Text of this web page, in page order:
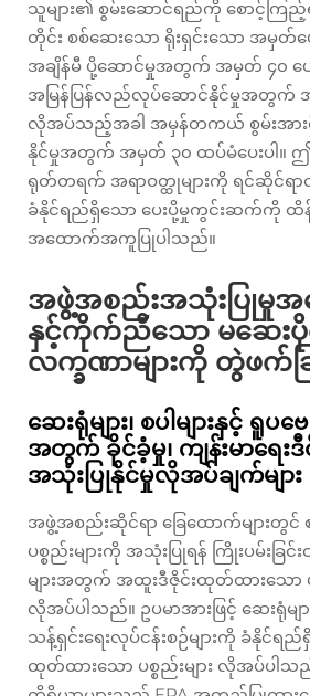
သူများ၏ စွမ်းဆောင်ရည်ကို စောင့်
တိုင်း စစ်ဆေးသော ရိုးရှင်းသော အမှတ်ပ
အချိန်မီ ပို့ဆောင်မှုအတွက် အမှတ် ၄၀ ပေ
အမြန်ပြန်လည်လုပ်ဆောင်နိုင်မှုအတွက် အ
လိုအပ်သည့်အခါ အမှန်တကယ် စွမ်းအား
နိုင်မှုအတွက် အမှတ် ၃၀ ထပ်မံပေးပါ။
ရုတ်တရက် အရာဝတ္ထုများကို ရင်ဆိုင်
ခံနိုင်ရည်ရှိသော ပေးပို့မှုကွင်းဆက်ကို ထိ
အထောက်အကူပြုပါသည်။
အဖွဲ့အစည်းအသုံးပြုမှုအခ
နှင့်ကိုက်ညီသော မဆေး
လက္ခဏာများကို တွဲဖက်ခ
ဆေးရုံများ၊ စပါများနှင့် ရူပ
အတွက် ခိုင်ခံ့မှု၊ ကျန်းမာရေးဒီ
အသုံးပြုနိုင်မှုလိုအပ်ချက်များ
အဖွဲ့အစည်းဆိုင်ရာ ခြေထောက်များတွ
ပစ္စည်းများကို အသုံးပြုရန် ကြိုးပမ်းခ
များအတွက် အထူးဒီဇိုင်းထုတ်ထားသော
လိုအပ်ပါသည်။ ဥပမာအားဖြင့် ဆေးရုံမျ
သန့်ရှင်းရေးလုပ်ငန်းစဉ်များကို ခံနိုင်ရည်
ထုတ်ထားသော ပစ္စည်းများ လိုအပ်ပါ